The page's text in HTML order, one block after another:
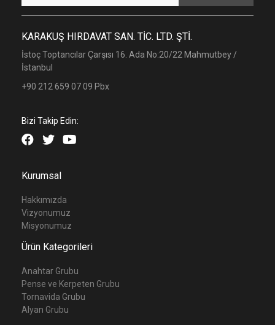
KARAKUŞ HIRDAVAT SAN. TİC. LTD. ŞTİ.
İstoç Toptancılar Çarşısı 16. Ada No:20/22 Mahmutbey /
İstanbul
+90 212 659 07 09 Pbx
Bizi Takip Edin:
Kurumsal
Hakkımızda
Vizyonumuz
Misyonumuz
Ürün Kategorileri
Anahtar Grubu
Pense ve Kerpeten Grubu
Tornavida Grubu
Alyan Grubu